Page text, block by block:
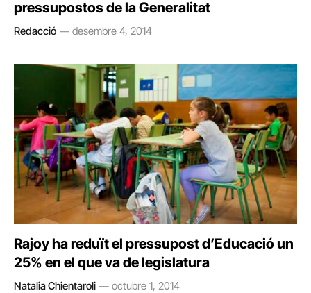
pressupostos de la Generalitat
Redacció desembre 4, 2014
Rajoy ha reduït el pressupost d’Educació un
25% en el que va de legislatura
Natalia Chientaroli octubre 1, 2014